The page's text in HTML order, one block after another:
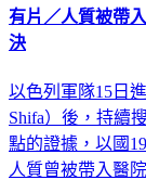
有片／人質被帶
決
以色列軍隊15日
Shifa）後，持續
點的證據，以國
人質曾被帶入醫